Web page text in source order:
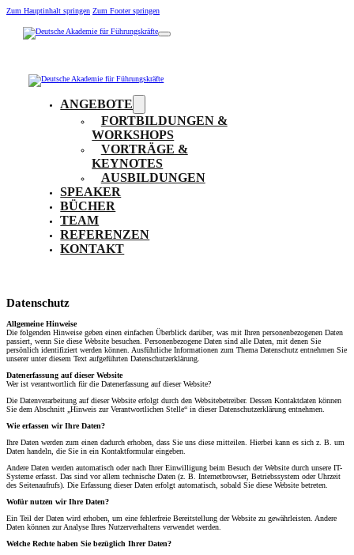
Zum Hauptinhalt springen Zum Footer springen
ANGEBOTE
FORTBILDUNGEN &
WORKSHOPS
VORTRÄGE &
KEYNOTES
AUSBILDUNGEN
SPEAKER
BÜCHER
TEAM
REFERENZEN
KONTAKT
Datenschutz
Allgemeine Hinweise
Die folgenden Hinweise geben einen einfachen Überblick darüber, was mit Ihren personenbezogenen Daten
passiert, wenn Sie diese Website besuchen. Personenbezogene Daten sind alle Daten, mit denen Sie
persönlich identifiziert werden können. Ausführliche Informationen zum Thema Datenschutz entnehmen Sie
unserer unter diesem Text aufgeführten Datenschutzerklärung.
Datenerfassung auf dieser Website
Wer ist verantwortlich für die Datenerfassung auf dieser Website?
Die Datenverarbeitung auf dieser Website erfolgt durch den Websitebetreiber. Dessen Kontaktdaten können
Sie dem Abschnitt „Hinweis zur Verantwortlichen Stelle“ in dieser Datenschutzerklärung entnehmen.
Wie erfassen wir Ihre Daten?
Ihre Daten werden zum einen dadurch erhoben, dass Sie uns diese mitteilen. Hierbei kann es sich z. B. um
Daten handeln, die Sie in ein Kontaktformular eingeben.
Andere Daten werden automatisch oder nach Ihrer Einwilligung beim Besuch der Website durch unsere IT-
Systeme erfasst. Das sind vor allem technische Daten (z. B. Internetbrowser, Betriebssystem oder Uhrzeit
des Seitenaufrufs). Die Erfassung dieser Daten erfolgt automatisch, sobald Sie diese Website betreten.
Wofür nutzen wir Ihre Daten?
Ein Teil der Daten wird erhoben, um eine fehlerfreie Bereitstellung der Website zu gewährleisten. Andere
Daten können zur Analyse Ihres Nutzerverhaltens verwendet werden.
Welche Rechte haben Sie bezüglich Ihrer Daten?